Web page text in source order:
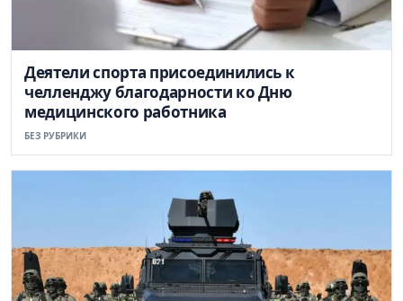
Деятели спорта присоединились к
челленджу благодарности ко Дню
медицинского работника
БЕЗ РУБРИКИ